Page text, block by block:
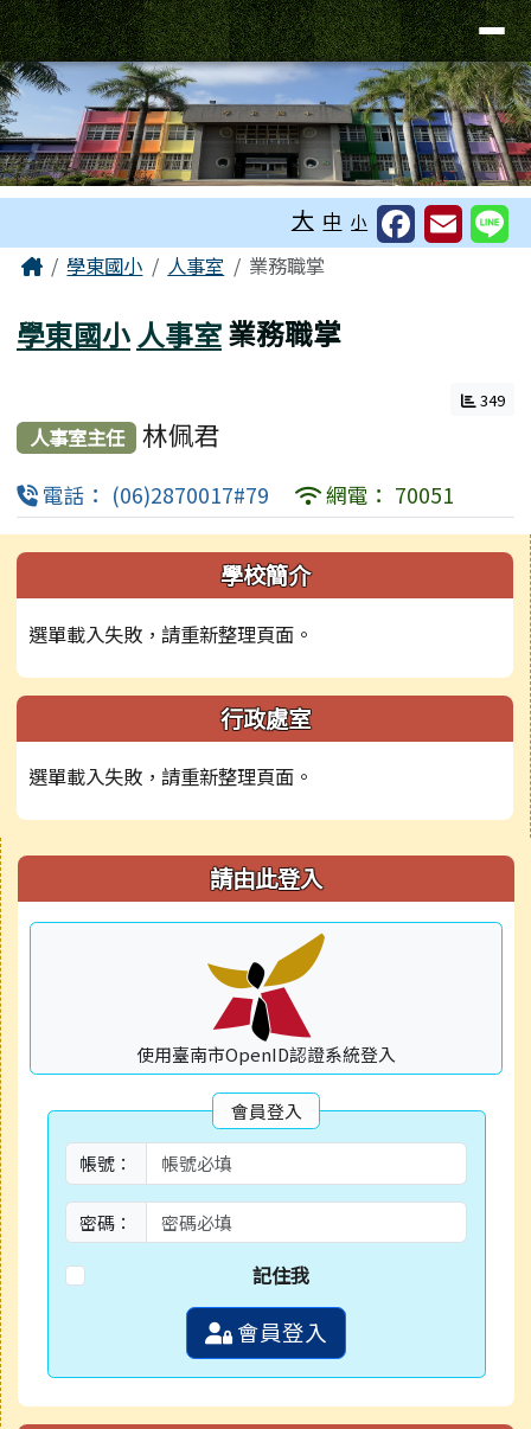
跳至主內容區
台南市學東國小全球資訊網
導覽列
大 中 小
主內容區域
Home學東國小 人事室 業務職掌
學東國小 人事室業務職掌
349
人事室主任 林佩君
電話： (06)2870017#79 網電： 70051
左邊區域內容 學校簡介
選單載入失敗，請重新整理頁面。
行政處室
選單載入失敗，請重新整理頁面。
右邊區域內容 請由此登入
使用臺南市OpenID認證系統登入
會員登入
帳號：
密碼：
記住我
會員登入
頁尾區域